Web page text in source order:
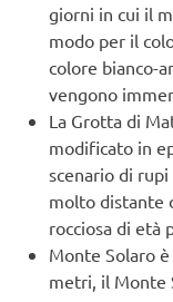
giorni in cui il
modo per il
colore bianco-
vengono
La Grotta di
modificato in
scenario di
molto distante
rocciosa di età
Monte Solaro
metri, il Monte